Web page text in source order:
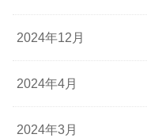
2024年12月
2024年4月
2024年3月